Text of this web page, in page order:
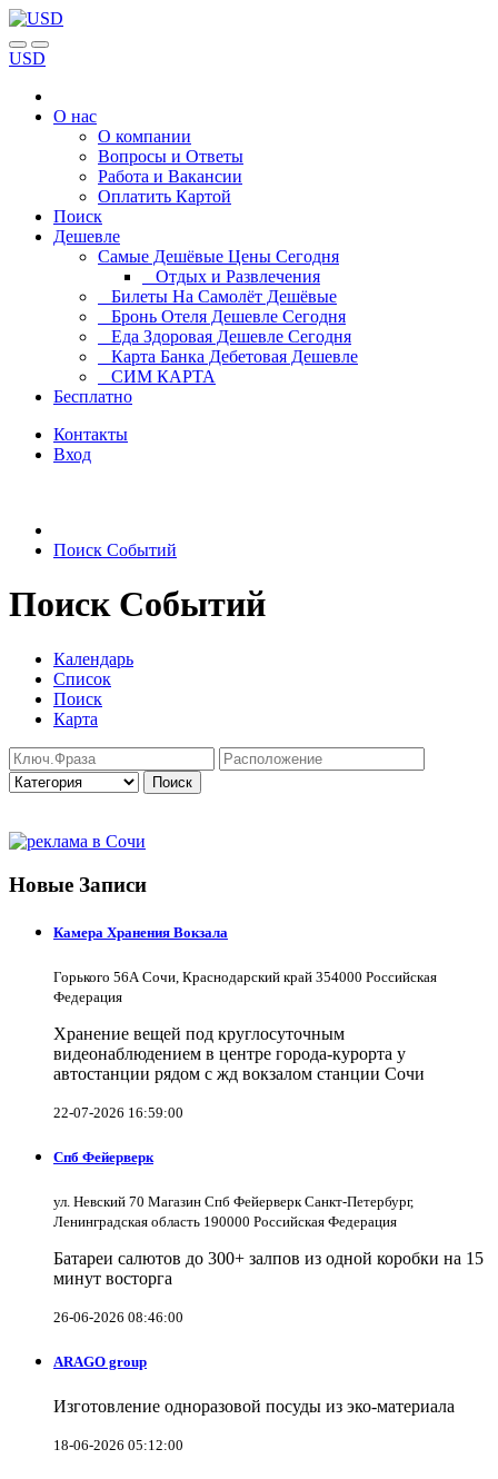
USD
О нас
О компании
Вопросы и Ответы
Работа и Вакансии
Оплатить Картой
Поиск
Дешевле
Самые Дешёвые Цены Сегодня
Отдых и Развлечения
Билеты На Самолёт Дешёвые
Бронь Отеля Дешевле Сегодня
Еда Здоровая Дешевле Сегодня
Карта Банка Дебетовая Дешевле
СИМ КАРТА
Бесплатно
Контакты
Вход
Поиск Событий
Поиск Событий
Календарь
Список
Поиск
Карта
Поиск
Новые Записи
Камера Хранения Вокзала
Горького 56А Сочи, Краснодарский край 354000 Российская
Федерация
Хранение вещей под круглосуточным
видеонаблюдением в центре города-курорта у
автостанции рядом с жд вокзалом станции Сочи
22-07-2026 16:59:00
Спб Фейерверк
ул. Невский 70 Магазин Спб Фейерверк Санкт-Петербург,
Ленинградская область 190000 Российская Федерация
Батареи салютов до 300+ залпов из одной коробки на 15
минут восторга
26-06-2026 08:46:00
ARAGO group
Изготовление одноразовой посуды из эко-материала
18-06-2026 05:12:00